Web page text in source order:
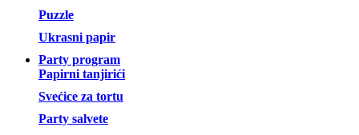
Puzzle
Ukrasni papir
Party program
Papirni tanjirići
Svećice za tortu
Party salvete